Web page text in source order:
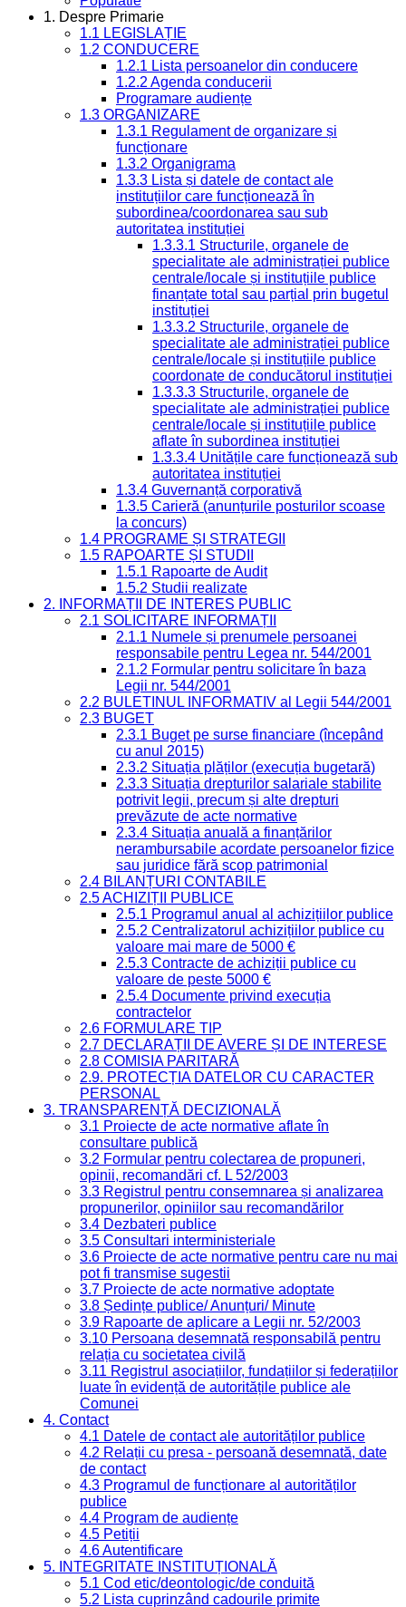
1. Despre Primarie
1.1 LEGISLAȚIE
1.2 CONDUCERE
1.2.1 Lista persoanelor din conducere
1.2.2 Agenda conducerii
Programare audiențe
1.3 ORGANIZARE
1.3.1 Regulament de organizare și
funcționare
1.3.2 Organigrama
1.3.3 Lista și datele de contact ale
instituțiilor care funcționează în
subordinea/coordonarea sau sub
autoritatea instituției
1.3.3.1 Structurile, organele de
specialitate ale administrației publice
centrale/locale și instituțiile publice
finanțate total sau parțial prin bugetul
instituției
1.3.3.2 Structurile, organele de
specialitate ale administrației publice
centrale/locale și instituțiile publice
coordonate de conducătorul instituției
1.3.3.3 Structurile, organele de
specialitate ale administrației publice
centrale/locale și instituțiile publice
aflate în subordinea instituției
1.3.3.4 Unitățile care funcționează sub
autoritatea instituției
1.3.4 Guvernanță corporativă
1.3.5 Carieră (anunțurile posturilor scoase
la concurs)
1.4 PROGRAME ȘI STRATEGII
1.5 RAPOARTE ȘI STUDII
1.5.1 Rapoarte de Audit
1.5.2 Studii realizate
2. INFORMAȚII DE INTERES PUBLIC
2.1 SOLICITARE INFORMAȚII
2.1.1 Numele și prenumele persoanei
responsabile pentru Legea nr. 544/2001
2.1.2 Formular pentru solicitare în baza
Legii nr. 544/2001
2.2 BULETINUL INFORMATIV al Legii 544/2001
2.3 BUGET
2.3.1 Buget pe surse financiare (începând
cu anul 2015)
2.3.2 Situația plăților (execuția bugetară)
2.3.3 Situația drepturilor salariale stabilite
potrivit legii, precum și alte drepturi
prevăzute de acte normative
2.3.4 Situația anuală a finanțărilor
nerambursabile acordate persoanelor fizice
sau juridice fără scop patrimonial
2.4 BILANȚURI CONTABILE
2.5 ACHIZIȚII PUBLICE
2.5.1 Programul anual al achizițiilor publice
2.5.2 Centralizatorul achizițiilor publice cu
valoare mai mare de 5000 €
2.5.3 Contracte de achiziții publice cu
valoare de peste 5000 €
2.5.4 Documente privind execuția
contractelor
2.6 FORMULARE TIP
2.7 DECLARAȚII DE AVERE ȘI DE INTERESE
2.8 COMISIA PARITARĂ
2.9. PROTECȚIA DATELOR CU CARACTER
PERSONAL
3. TRANSPARENȚĂ DECIZIONALĂ
3.1 Proiecte de acte normative aflate în
consultare publică
3.2 Formular pentru colectarea de propuneri,
opinii, recomandări cf. L 52/2003
3.3 Registrul pentru consemnarea și analizarea
propunerilor, opiniilor sau recomandărilor
3.4 Dezbateri publice
3.5 Consultari interministeriale
3.6 Proiecte de acte normative pentru care nu mai
pot fi transmise sugestii
3.7 Proiecte de acte normative adoptate
3.8 Ședințe publice/ Anunțuri/ Minute
3.9 Rapoarte de aplicare a Legii nr. 52/2003
3.10 Persoana desemnată responsabilă pentru
relația cu societatea civilă
3.11 Registrul asociațiilor, fundațiilor și federațiilor
luate în evidență de autoritățile publice ale
Comunei
4. Contact
4.1 Datele de contact ale autorităților publice
4.2 Relații cu presa - persoană desemnată, date
de contact
4.3 Programul de funcționare al autorităților
publice
4.4 Program de audiențe
4.5 Petiții
4.6 Autentificare
5. INTEGRITATE INSTITUȚIONALĂ
5.1 Cod etic/deontologic/de conduită
5.2 Lista cuprinzând cadourile primite